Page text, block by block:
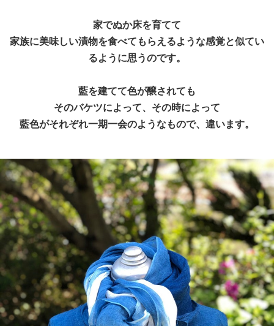
家でぬか床を育てて
家族に美味しい漬物を食べてもらえるような感覚と似てい
るように思うのです。
藍を建てて色が醸されても
そのバケツによって、その時によって
藍色がそれぞれ一期一会のようなもので、違います。